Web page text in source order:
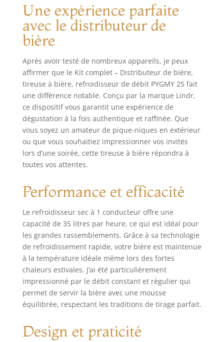
: le refroidisseur
sec léger est
durable et
service rapide en
seulement 2 à 4
minutes pour un
plaisir immédiat
de la bière.
Refroidissement
optimal : la plage
de réglage de +2 à
+10 degrés
garantit toujours
refroidie.
Accessoires inclus :
avec égouttoir,
robinet
compensateur de
refroidissement et
alimentation en
CO2 pour une
expérience de
bière réussie.
Une expérience parfaite
avec le distributeur de
bière
Après avoir testé de nombreux appareils, je peux
affirmer que le Kit complet – Distributeur de bière,
tireuse à bière, refroidisseur de débit PYGMY 25 fait
une différence notable. Conçu par la marque Lindr,
ce dispositif vous garantit une expérience de
dégustation à la fois authentique et raffinée. Que
vous soyez un amateur de pique-niques en extérieur
ou que vous souhaitiez impressionner vos invités
lors d’une soirée, cette tireuse à bière répondra à
toutes vos attentes.
Performance et efficacité
Le refroidisseur sec à 1 conducteur offre une
capacité de 35 litres par heure, ce qui est idéal pour
les grandes rassemblements. Grâce à sa technologie
de refroidissement rapide, votre bière est maintenue
à la température idéale même lors des fortes
chaleurs estivales. J’ai été particulièrement
impressionné par le débit constant et régulier qui
permet de servir la bière avec une mousse
équilibrée, respectant les traditions de tirage parfait.
Design et praticité